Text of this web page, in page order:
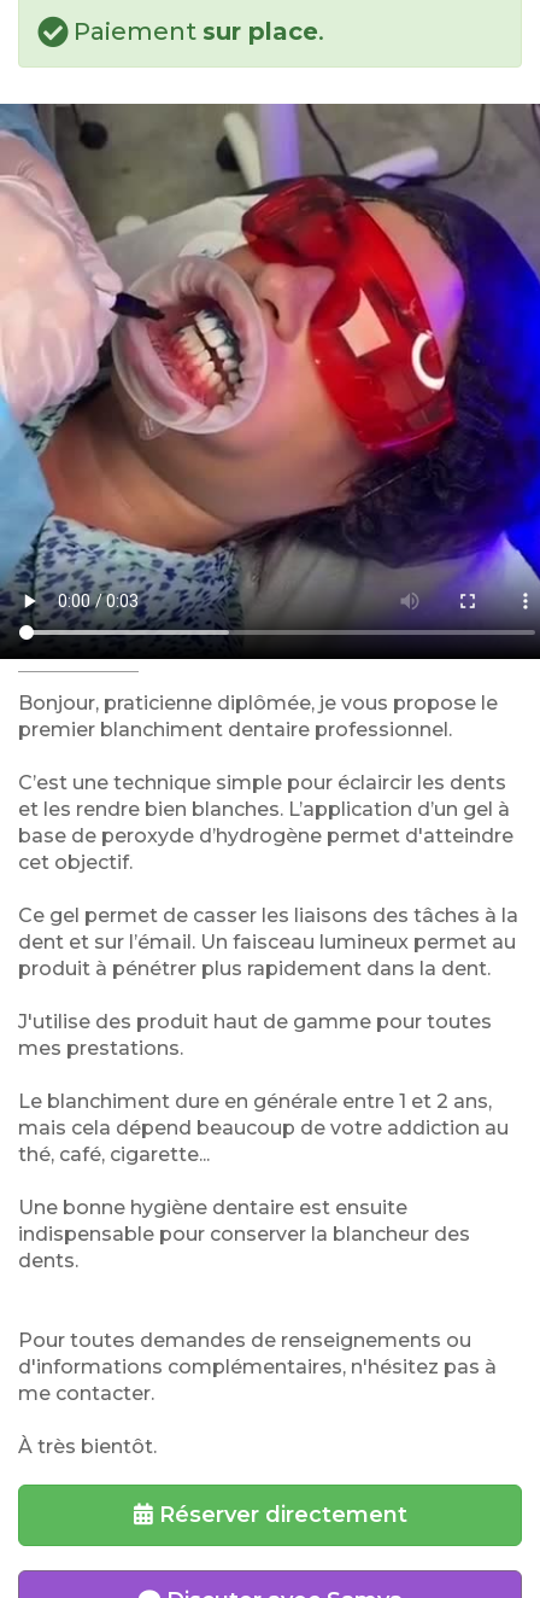
Paiement sur place.
Bonjour, praticienne diplômée, je vous propose le
premier blanchiment dentaire professionnel.
C’est une technique simple pour éclaircir les dents
et les rendre bien blanches. L’application d’un gel à
base de peroxyde d’hydrogène permet d'atteindre
cet objectif.
Ce gel permet de casser les liaisons des tâches à la
dent et sur l’émail. Un faisceau lumineux permet au
produit à pénétrer plus rapidement dans la dent.
J'utilise des produit haut de gamme pour toutes
mes prestations.
Le blanchiment dure en générale entre 1 et 2 ans,
mais cela dépend beaucoup de votre addiction au
thé, café, cigarette...
Une bonne hygiène dentaire est ensuite
indispensable pour conserver la blancheur des
dents.
Pour toutes demandes de renseignements ou
d'informations complémentaires, n'hésitez pas à
me contacter.
À très bientôt.
Réserver directement